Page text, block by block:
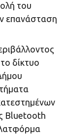
του
επανάσταση
δίκτυο
Bluetooth